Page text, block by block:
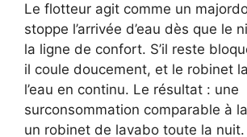
Le flotteur agit comme un
stoppe l’arrivée d’eau dès que le
la ligne de confort. S’il reste
il coule doucement, et le robinet
l’eau en continu. Le résultat : une
surconsommation comparable à
un robinet de lavabo toute la